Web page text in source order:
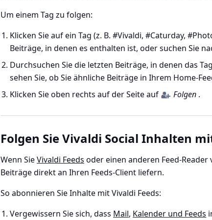
Um einem Tag zu folgen:
Klicken Sie auf ein Tag (z. B. #Vivaldi, #Caturday,
Beiträge, in denen es enthalten ist, oder suchen Sie
Durchsuchen Sie die letzten Beiträge, in denen das
sehen Sie, ob Sie ähnliche Beiträge in Ihrem Home-
Klicken Sie oben rechts auf der Seite auf
Folgen .
Folgen Sie Vivaldi Social Inhalten
Wenn SieVivaldi Feeds oder einen anderen Feed-
Beiträge direkt an Ihren Feeds-Client liefern.
So abonnieren Sie Inhalte mit Vivaldi Feeds:
Vergewissern Sie sich, dass Mail, Kalender und Feeds